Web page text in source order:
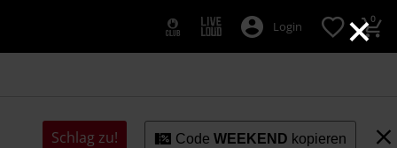
×
Login 0
Schlag zu! CodeWEEKEND kopieren